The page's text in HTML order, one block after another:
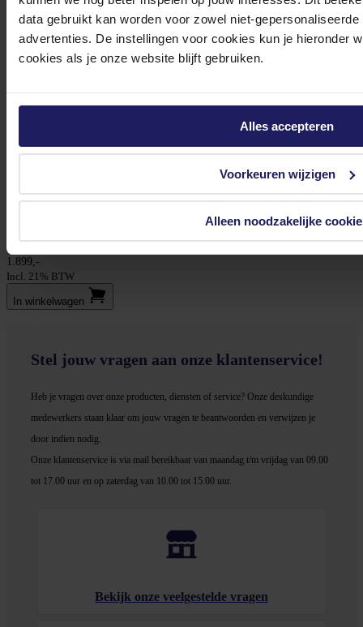
data gebruikt kan worden voor zowel niet-
advertenties. De instellingen voor cookies kun je hieronder
cookies als je onze website blijft gebruiken.
Alles accepteren
Voorkeuren wijzigen
Alleen noodzakelijke
Razer Basilisk V3 X HyperSpeed Wireless Gaming Mouse -
Muis
Volgende werkdag in huis
Azerty Gaming Essential Ti Powered by ASUS - Ryzen 5 7500F
Home
1.899,-
Incl. 21% BTW
In winkel­wagen
Stel jouw vragen aan onze klantenservice!
Heb je vragen over onze producten, diensten of service? Onze deskundige
medewerkers staan klaar om jouw vragen te beantwoorden en verwijzen je
door indien nodig.
Onze klantenservice is via mail bereikbaar van maandag t/m vrijdag van 09.00
tot 17.00 uur en op zaterdag van 10.00 tot 15.00 uur.
Bekijk onze veelgestelde vragen